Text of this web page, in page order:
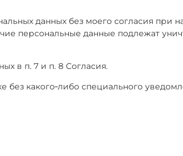
данных без моего согласия при
персональные данные подлежат
в п. 7 и п. 8 Согласия.
какого‑либо специального